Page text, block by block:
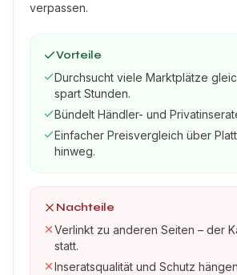
verpassen.
Vorteile
Durchsucht viele Marktplätze
spart Stunden.
Bündelt Händler- und
Einfacher Preisvergleich über
hinweg.
Nachteile
Verlinkt zu anderen Seiten – der
statt.
Inseratsqualität und Schutz